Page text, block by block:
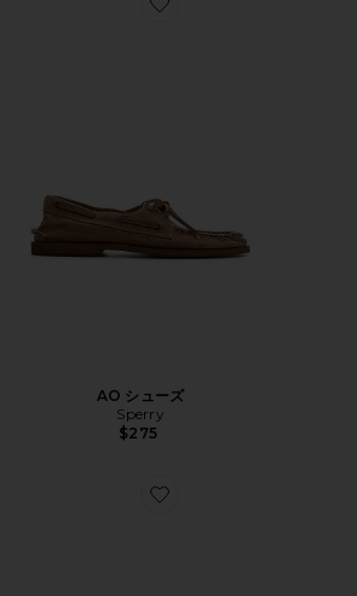
Favorite AO シューズ
AO シューズ
Sperry
$275
Favorite ALSTON ローファー